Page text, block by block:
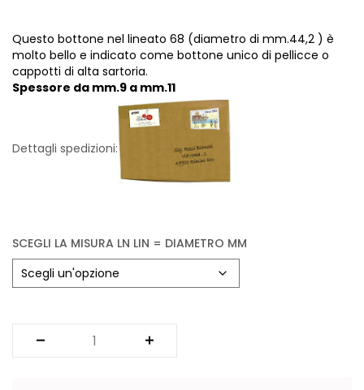
Questo bottone nel lineato 68 (diametro di mm.44,2 ) è
molto bello e indicato come bottone unico di pellicce o
cappotti di alta sartoria.
Spessore da mm.9 a mm.11
Dettagli spedizioni:
SCEGLI LA MISURA LN LIN = DIAMETRO MM